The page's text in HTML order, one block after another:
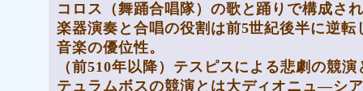
コロス（舞踊合唱隊）の歌と踊りで構成さ
楽器演奏と合唱の役割は前5世紀後半に逆転
音楽の優位性。
（前510年以降）テスピスによる悲劇の競演
テュラムボスの競演とは大ディオニュ―シ